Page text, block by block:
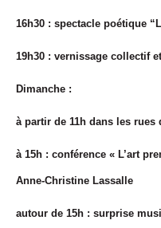
16h30 : spectacle poétique
19h30 : vernissage collectif
Dimanche :
à partir de 11h dans les
à 15h : conférence « L’art
Anne-Christine Lassalle
autour de 15h : surprise